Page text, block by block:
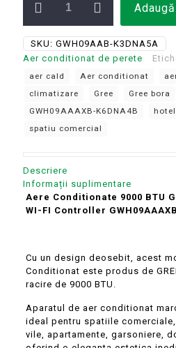
9000
BTU
GREE
Bora
A4
WI-
FI
K6DNA4B
SKU: GWH09AAB-K3DNA5A
Aer conditionat de perete
aer cald
Aer conditionat
climatizare
Gree
Gree bora
GWH09AAAXB-K6DNA4B
hotel
spatiu comercial
Descriere
Informații suplimentare
Aere Conditionate 9000 BTU
WI-FI Controller
Cu un design deosebit, acest
Conditionat este produs de
racire de 9000 BTU.
Aparatul de aer conditionat
ideal pentru spatiile
vile, apartamente, garsoniere,